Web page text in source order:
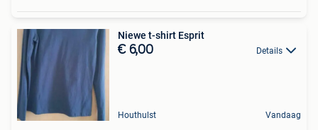
Niewe t-shirt Esprit
€ 6,00 Details
Houthulst Vandaag